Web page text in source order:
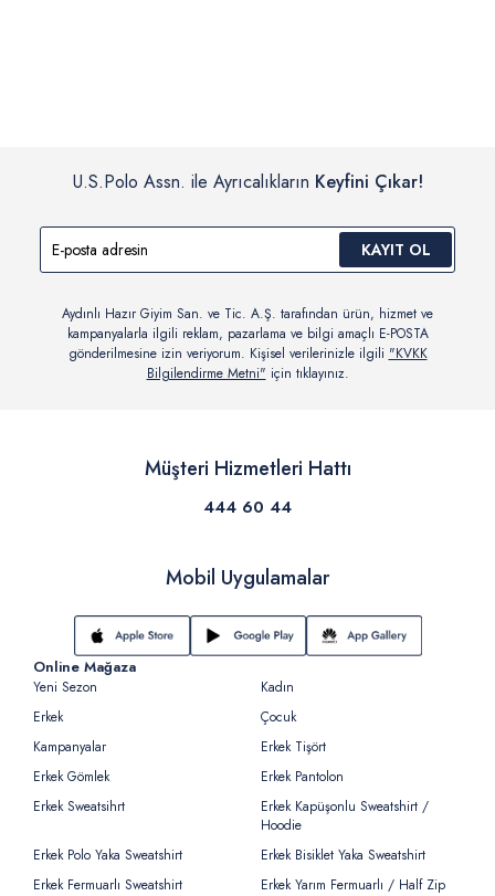
U.S.Polo Assn. ile Ayrıcalıkların Keyfini Çıkar!
KAYIT OL
Aydınlı Hazır Giyim San. ve Tic. A.Ş. tarafından ürün, hizmet ve
kampanyalarla ilgili reklam, pazarlama ve bilgi amaçlı E-POSTA
gönderilmesine izin veriyorum. Kişisel verilerinizle ilgili "KVKK
Bilgilendirme Metni" için tıklayınız.
Müşteri Hizmetleri Hattı
444 60 44
Mobil Uygulamalar
Online Mağaza
Yeni Sezon
Kadın
Erkek
Çocuk
Kampanyalar
Erkek Tişört
Erkek Gömlek
Erkek Pantolon
Erkek Sweatsihrt
Erkek Kapüşonlu Sweatshirt /
Hoodie
Erkek Polo Yaka Sweatshirt
Erkek Bisiklet Yaka Sweatshirt
Erkek Fermuarlı Sweatshirt
Erkek Yarım Fermuarlı / Half Zip